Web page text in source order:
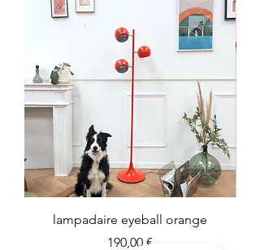
lampadaire eyeball orange
Prix
190,00 €